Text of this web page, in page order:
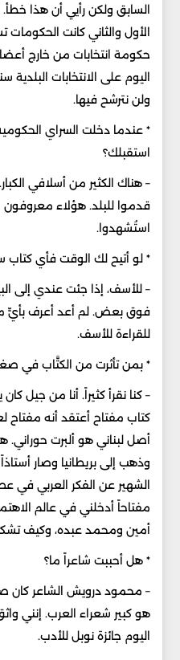
السابق ولكن رأيي أن هذا
الأول والثاني كانت الحكومات
حكومة انتخابات من خارج
اليوم على الانتخابات البلدية
ولن نترشح فيها.
* عندما دخلت السراي
استقبلك؟
– هناك الكثير من أسلافي
قدموا للبلد. هؤلاء
استُشهدوا.
* لو أتيح لك الوقت فأي كتاب
– للأسف، إذا جئت عندي إلى
فوق بعض. لم أعد أعرف بأيٍّ
للقراءة للأسف.
* بمن تأثرت من الكتَّاب في
– كنا نقرأ كثيراً. أنا من جيل كان
كتاب مفتاح أعتقد أنه مفتاح
أصل لبناني هو ألبرت
وذهب إلى بريطانيا وصار
الشهير عن الفكر العربي في
مفتاحاً أدخلني في عالم
أمين ومحمد عبده، وكيف
* هل أحببت شاعراً ما؟
– محمود درويش الشاعر كان
هو كبير شعراء العرب. إنني
اليوم جائزة نوبل للأدب.